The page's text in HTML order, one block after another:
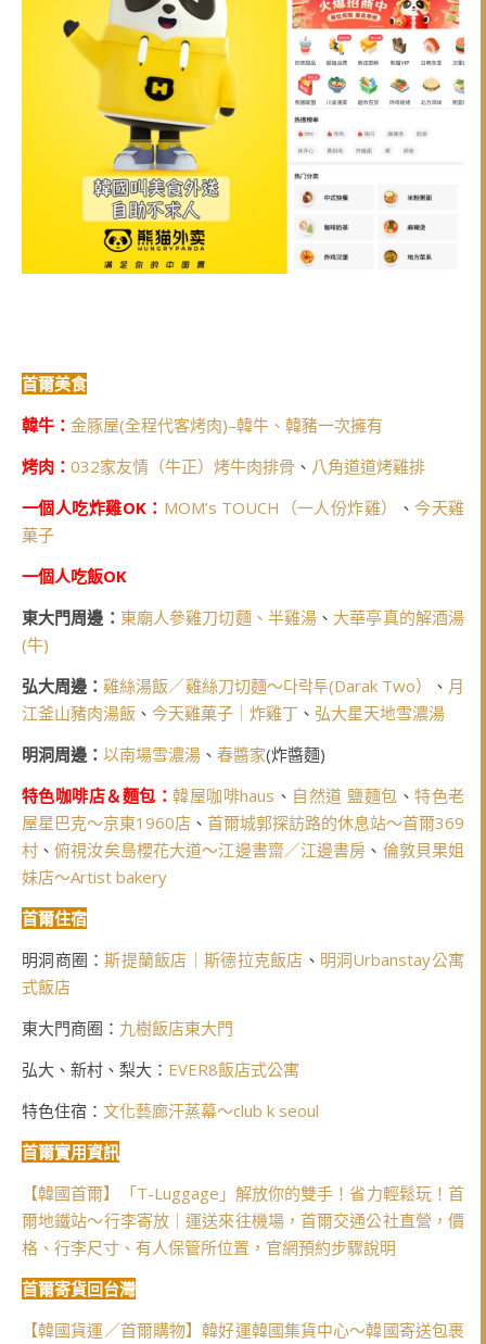
首爾美食
韓牛： 金豚屋(全程代客烤肉)–韓牛、韓豬一次擁有
烤肉： 032家友情（牛正）烤牛肉排骨 、 八角道道烤雞排
一個人吃炸雞OK： MOM’s TOUCH（一人份炸雞） 、今天雞
菓子
一個人吃飯OK
東大門周邊： 東廟人參雞刀切麵、半雞湯 、 大華亭真的解酒湯
(牛)
弘大周邊：雞絲湯飯／雞絲刀切麵～다락투(Darak Two） 、 月
江釜山豬肉湯飯 、 今天雞菓子｜炸雞丁 、 弘大星天地雪濃湯
明洞周邊： 以南場雪濃湯 、 春醬家(炸醬麵)
特色咖啡店＆麵包：韓屋咖啡haus 、 自然道 鹽麵包 、特色老
屋星巴克～京東1960店 、 首爾城郭探訪路的休息站～首爾369
村 、俯視汝矣島櫻花大道～江邊書齋／江邊書房 、 倫敦貝果姐
妹店～Artist bakery
首爾住宿
明洞商圈：斯提蘭飯店｜斯德拉克飯店 、 明洞Urbanstay公寓
式飯店
東大門商圈： 九樹飯店東大門
弘大、新村、梨大： EVER8飯店式公寓
特色住宿： 文化藝廊汗蒸幕～club k seoul
首爾實用資訊
【韓國首爾】「T-Luggage」解放你的雙手！省力輕鬆玩！首
爾地鐵站～行李寄放｜運送來往機場，首爾交通公社直營，價
格、行李尺寸、有人保管所位置，官網預約步驟說明
首爾寄貨回台灣
【韓國貨運／首爾購物】韓好運韓國集貨中心～韓國寄送包裹